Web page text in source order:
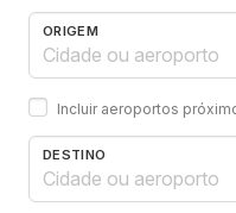
ORIGEM
Incluir aeroportos
DESTINO